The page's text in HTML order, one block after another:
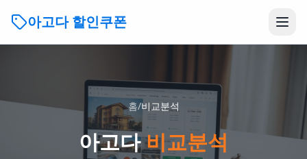
아고다 할인쿠폰
홈/비교분석
아고다비교분석